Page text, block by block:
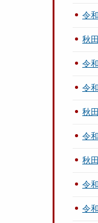
令
秋
令
令
秋
令
秋
令
令